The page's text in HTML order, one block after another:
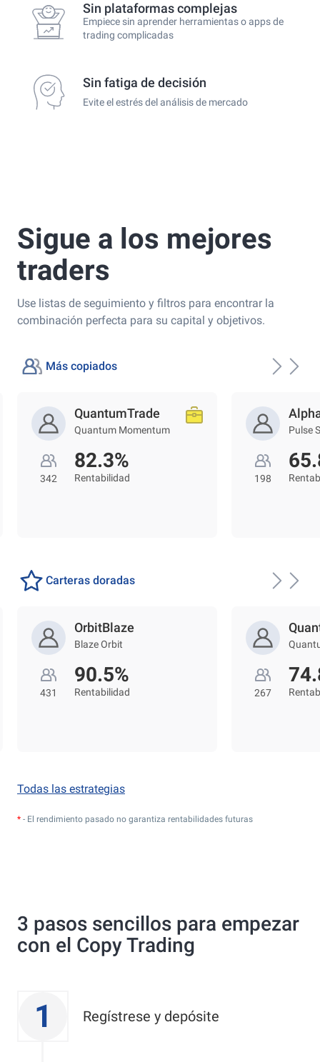
Sin plataformas complejas
Empiece sin aprender herramientas o apps de
trading complicadas
Sin fatiga de decisión
Evite el estrés del análisis de mercado
Sigue a los mejores
traders
Use listas de seguimiento y filtros para encontrar la
combinación perfecta para su capital y objetivos.
Más copiados
QuantumTrade
Quantum Momentum
342
82.3%
Rentabilidad
Pulse
198
Carteras doradas
OrbitBlaze
Blaze Orbit
431
90.5%
Rentabilidad 267
Todas las estrategias
* - El rendimiento pasado no garantiza rentabilidades futuras
3 pasos sencillos para empezar
con el Copy Trading
1 Regístrese y depósite